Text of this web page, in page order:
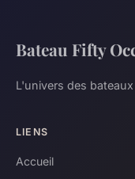
Bateau Fifty
L'univers des
LIENS
Accueil